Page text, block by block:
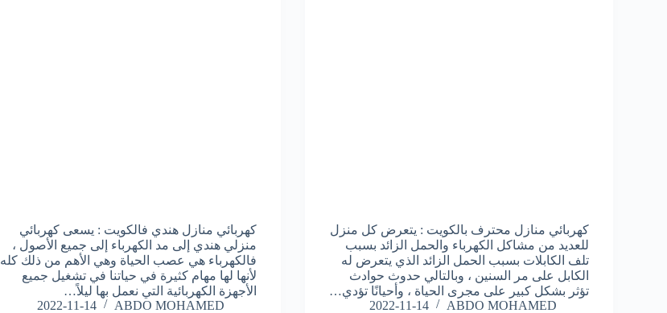
كهربائي منازل محترف بالكويت : يتعرض كل منزل
للعديد من مشاكل الكهرباء والحمل الزائد بسبب
تلف الكابلات بسبب الحمل الزائد الذي يتعرض له
الكابل على مر السنين ، وبالتالي حدوث حوادث
تؤثر بشكل كبير على مجرى الحياة ، وأحيانًا تؤدي…
ABDO MOHAMED
2022-11-14
كهربائي منازل هندي فالكويت : يسعى كهربائي
منزلي هندي إلى مد الكهرباء إلى جميع الأصول ،
فالكهرباء هي عصب الحياة وهي الأهم من ذلك كله
لأنها لها مهام كثيرة في حياتنا في تشغيل جميع
الأجهزة الكهربائية التي نعمل بها ليلاً…
ABDO MOHAMED
2022-11-14